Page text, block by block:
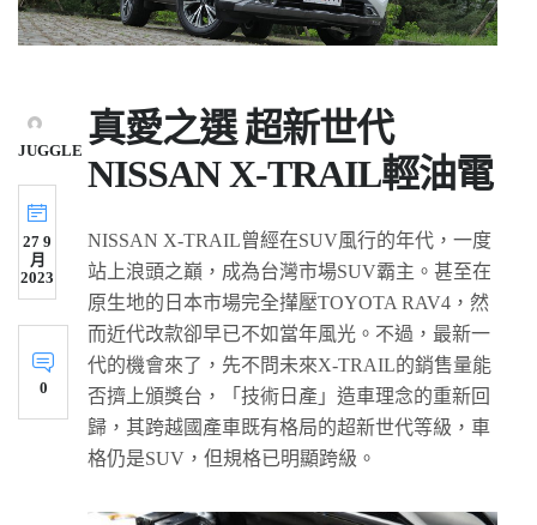
JUGGLE
27 9
月
2023
0
真愛之選 超新世代
NISSAN X-TRAIL輕油電
NISSAN X-TRAIL曾經在SUV風行的年代，一度
站上浪頭之巔，成為台灣市場SUV霸主。甚至在
原生地的日本市場完全攆壓TOYOTA RAV4，然
而近代改款卻早已不如當年風光。不過，最新一
代的機會來了，先不問未來X-TRAIL的銷售量能
否擠上頒獎台，「技術日產」造車理念的重新回
歸，其跨越國產車既有格局的超新世代等級，車
格仍是SUV，但規格已明顯跨級。